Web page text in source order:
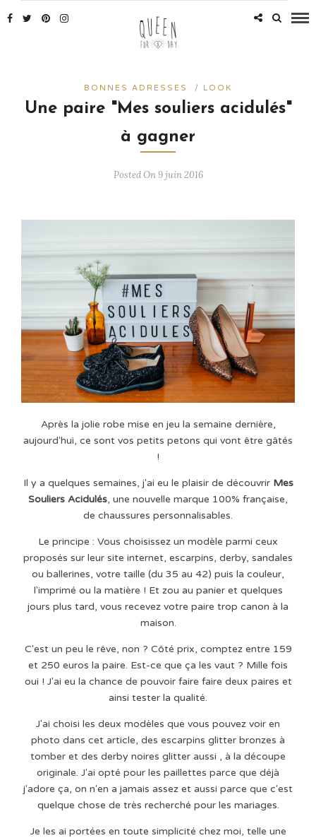
BONNES ADRESSES / LOOK
Une paire "Mes souliers acidulés"
à gagner
Posted On 9 juin 2016
Après la jolie robe mise en jeu la semaine dernière,
aujourd'hui, ce sont vos petits petons qui vont être gâtés
!
Il y a quelques semaines, j'ai eu le plaisir de découvrir Mes
Souliers Acidulés, une nouvelle marque 100% française,
de chaussures personnalisables.
Le principe : Vous choisissez un modèle parmi ceux
proposés sur leur site internet, escarpins, derby, sandales
ou ballerines, votre taille (du 35 au 42) puis la couleur,
l'imprimé ou la matière ! Et zou au panier et quelques
jours plus tard, vous recevez votre paire trop canon à la
maison.
C'est un peu le rêve, non ? Côté prix, comptez entre 159
et 250 euros la paire. Est-ce que ça les vaut ? Mille fois
oui ! J'ai eu la chance de pouvoir faire faire deux paires et
ainsi tester la qualité.
J'ai choisi les deux modèles que vous pouvez voir en
photo dans cet article, des escarpins glitter bronzes à
tomber et des derby noires glitter aussi , à la découpe
originale. J'ai opté pour les paillettes parce que déjà
j'adore ça, on n'en a jamais assez et aussi parce que c'est
quelque chose de très recherché pour les mariages.
Je les ai portées en toute simplicité chez moi, telle une